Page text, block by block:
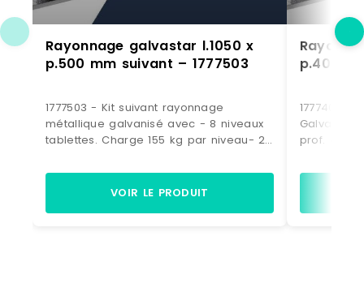
Rayonnage galvastar l.1050 x
p.500 mm suivant – 1777503
1777503 - Kit suivant rayonnage
métallique galvanisé avec - 8 niveaux
tablettes. Charge 155 kg par niveau- 21
(dimensions H. 200 x L. 300 x P. 500
mm) Dimensions > Hors tout : L. 1090 x
VOIR LE PRODUIT
p.400
1777406 -
prof. 400